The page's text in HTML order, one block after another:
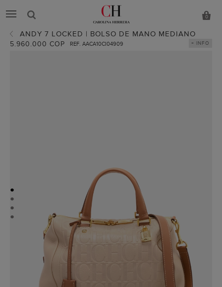
0
ANDY 7 LOCKED | BOLSO DE MANO MEDIANO
5.960.000 COP REF. AACA10CI04909 + INFO
●
●
●
●